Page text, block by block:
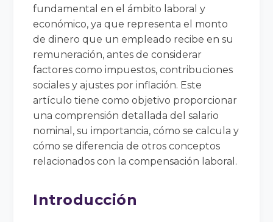
fundamental en el ámbito laboral y
económico, ya que representa el monto
de dinero que un empleado recibe en su
remuneración, antes de considerar
factores como impuestos, contribuciones
sociales y ajustes por inflación. Este
artículo tiene como objetivo proporcionar
una comprensión detallada del salario
nominal, su importancia, cómo se calcula y
cómo se diferencia de otros conceptos
relacionados con la compensación laboral.
Introducción